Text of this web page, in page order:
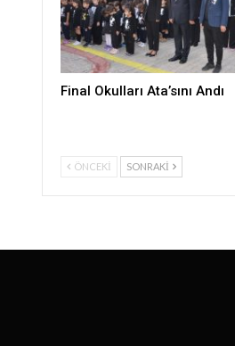
Final Okulları Ata’sını Andı
ÖNCEKI SONRAKI